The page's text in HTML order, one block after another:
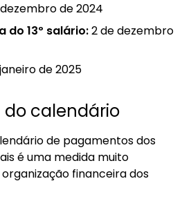
de 2024
do 13º salário:2 de dezembro
de 2025
calendário
de pagamentos dos
é uma medida muito
financeira dos